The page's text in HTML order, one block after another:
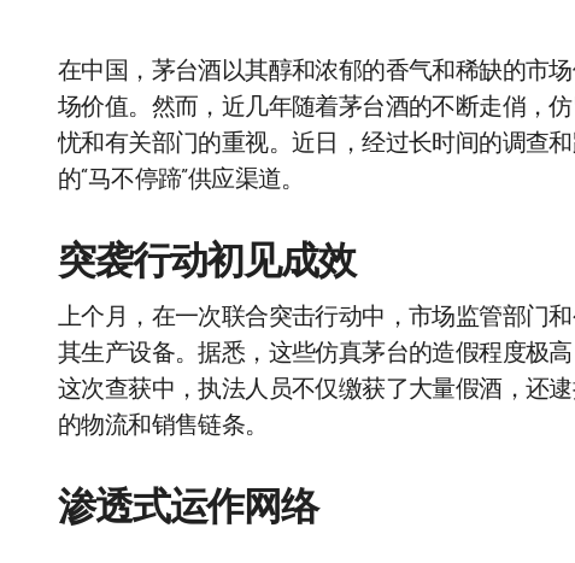
在中国，茅台酒以其醇和浓郁的香气和稀缺的市
场价值。然而，近几年随着茅台酒的不断走俏，
忧和有关部门的重视。近日，经过长时间的调查
的“马不停蹄”供应渠道。
突袭行动初见成效
上个月，在一次联合突击行动中，市场监管部门
其生产设备。据悉，这些仿真茅台的造假程度极
这次查获中，执法人员不仅缴获了大量假酒，还
的物流和销售链条。
渗透式运作网络